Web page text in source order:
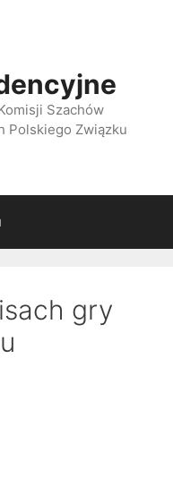
Szachów
Polskiego Związku
gry